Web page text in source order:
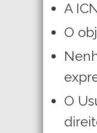
A
O
O